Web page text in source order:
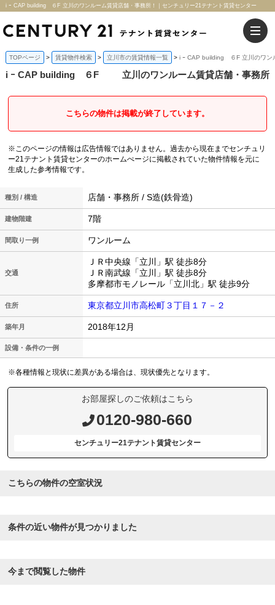
i ｰ CAP building ６F 立川のワンルーム賃貸店舗・事務所！｜センチュリー21テナント賃貸センター
TOPページ 賃貸物件検索 立川市の賃貸情報一覧 i ｰ CAP building ６F 立川のワン
i ｰ CAP building ６F 立川のワンルーム賃貸店舗・事務所
こちらの物件は掲載が終了しています。
※このページの情報は広告情報ではありません。過去から現在までセンチュリ
ー21テナント賃貸センターのホームぺージに掲載されていた物件情報を元に
生成した参考情報です。
種別 / 構造 店舗・事務所 / S造(鉄骨造)
建物階建 7階
間取り一例 ワンルーム
交通
ＪＲ中央線「立川」駅 徒歩8分
ＪＲ南武線「立川」駅 徒歩8分
多摩都市モノレール「立川北」駅 徒歩9分
住所 東京都立川市高松町３丁目１７－２
築年月 2018年12月
設備・条件の一例
※各種情報と現状に差異がある場合は、現状優先となります。
お部屋探しのご依頼はこちら
0120-980-660
センチュリー21テナント賃貸センター
こちらの物件の空室状況
条件の近い物件が見つかりました
今まで閲覧した物件